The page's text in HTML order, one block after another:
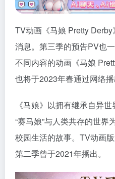
TV动画《马娘 Pretty
消息。第三季的预告PV也
不同内容的动画《马娘
也将于2023年春通过网络播
《马娘》以拥有继承自异
“赛马娘”与人类共存的世界
校园生活的故事。TV动画
第二季曾于2021年播出。